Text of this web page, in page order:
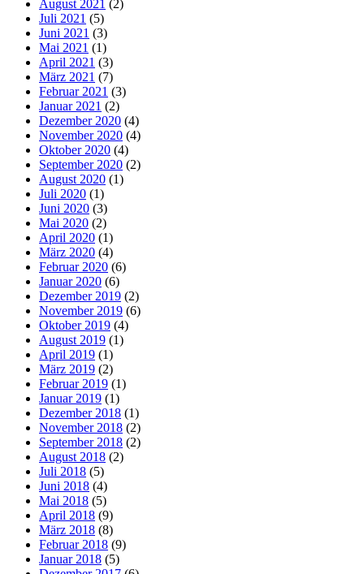
August 2021 (2)
Juli 2021 (5)
Juni 2021 (3)
Mai 2021 (1)
April 2021 (3)
März 2021 (7)
Februar 2021 (3)
Januar 2021 (2)
Dezember 2020 (4)
November 2020 (4)
Oktober 2020 (4)
September 2020 (2)
August 2020 (1)
Juli 2020 (1)
Juni 2020 (3)
Mai 2020 (2)
April 2020 (1)
März 2020 (4)
Februar 2020 (6)
Januar 2020 (6)
Dezember 2019 (2)
November 2019 (6)
Oktober 2019 (4)
August 2019 (1)
April 2019 (1)
März 2019 (2)
Februar 2019 (1)
Januar 2019 (1)
Dezember 2018 (1)
November 2018 (2)
September 2018 (2)
August 2018 (2)
Juli 2018 (5)
Juni 2018 (4)
Mai 2018 (5)
April 2018 (9)
März 2018 (8)
Februar 2018 (9)
Januar 2018 (5)